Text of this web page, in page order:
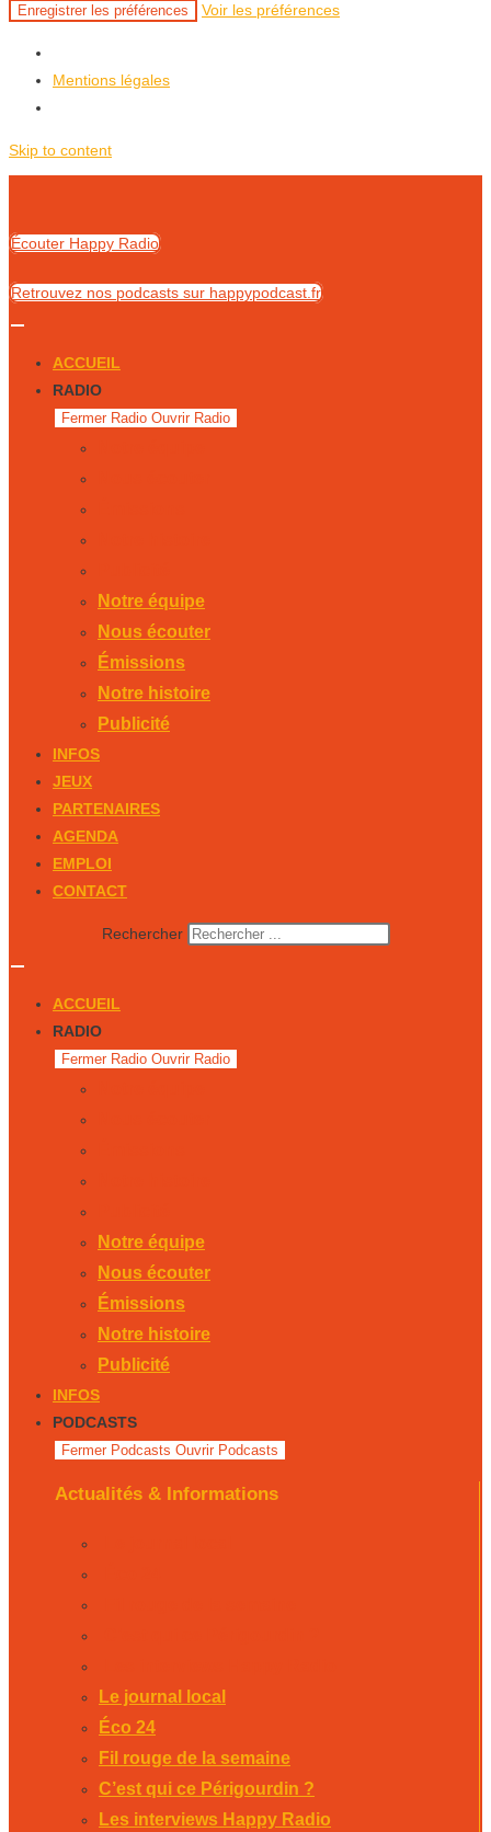
Enregistrer les préférences
Voir les préférences
Mentions légales
Skip to content
Écouter Happy Radio
Retrouvez nos podcasts sur happypodcast.fr
ACCUEIL
RADIO
Fermer Radio Ouvrir Radio
Notre équipe
Nous écouter
Émissions
Notre histoire
Publicité
INFOS
JEUX
PARTENAIRES
AGENDA
EMPLOI
CONTACT
Rechercher
ACCUEIL
RADIO
Fermer Radio Ouvrir Radio
Notre équipe
Nous écouter
Émissions
Notre histoire
Publicité
INFOS
PODCASTS
Fermer Podcasts Ouvrir Podcasts
Actualités & Informations
Le journal local
Éco 24
Fil rouge de la semaine
C’est qui ce Périgourdin ?
Les interviews Happy Radio